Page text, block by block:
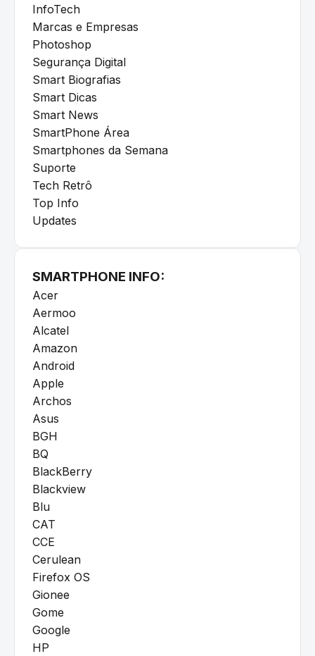
InfoTech
Marcas e Empresas
Photoshop
Segurança Digital
Smart Biografias
Smart Dicas
Smart News
SmartPhone Área
Smartphones da Semana
Suporte
Tech Retrô
Top Info
Updates
SMARTPHONE INFO:
Acer
Aermoo
Alcatel
Amazon
Android
Apple
Archos
Asus
BGH
BQ
BlackBerry
Blackview
Blu
CAT
CCE
Cerulean
Firefox OS
Gionee
Gome
Google
HP